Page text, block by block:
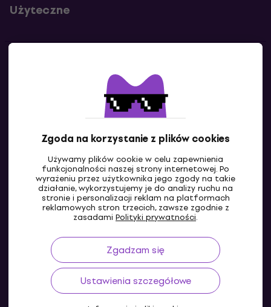
Zgoda na korzystanie z plików cookies
Używamy plików cookie w celu zapewnienia
funkcjonalności naszej strony internetowej. Po
wyrażeniu przez użytkownika jego zgody na takie
działanie, wykorzystujemy je do analizy ruchu na
stronie i personalizacji reklam na platformach
reklamowych stron trzecich, zawsze zgodnie z
zasadami Polityki prywatności.
Zgadzam się
Ustawienia szczegółowe
Użyteczne
Skontaktuj się z nami
PL